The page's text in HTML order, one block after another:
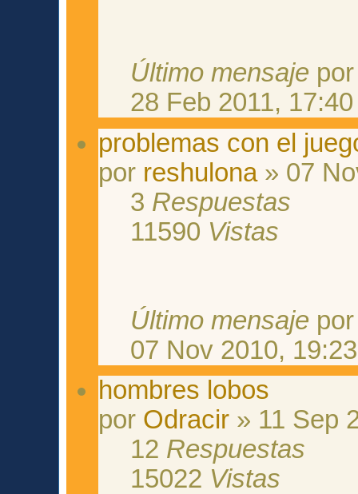
Último mensaje
28 Feb 2011, 17:40
problemas con el
por reshulona» 07
3 Respuestas
11590 Vistas
Último mensaje
07 Nov 2010, 19:23
hombres lobos
por Odracir » 11 Sep
12 Respuestas
15022 Vistas